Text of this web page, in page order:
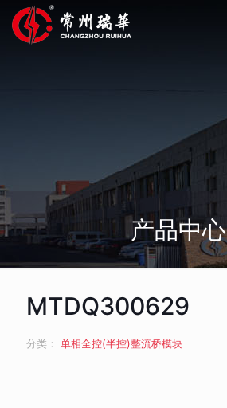
产品中心
MTDQ300629
分类： 单相全控(半控)整流桥模块